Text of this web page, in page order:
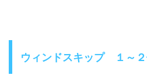
ウィンドスキップ １～２